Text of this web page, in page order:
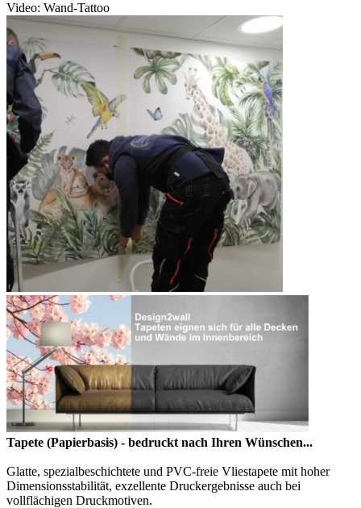
Video: Wand-Tattoo
Tapete (Papierbasis) - bedruckt nach Ihren Wünschen...
Glatte, spezialbeschichtete und PVC-freie Vliestapete mit hoher
Dimensionsstabilität, exzellente Druckergebnisse auch bei
vollflächigen Druckmotiven.